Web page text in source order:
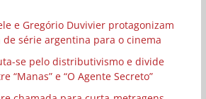
e Gregório Duvivier protagonizam
série argentina para o cinema
se pelo distributivismo e divide
“Manas” e “O Agente Secreto”